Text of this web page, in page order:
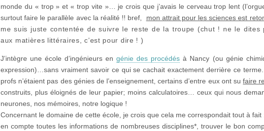
monde du « trop » et « trop vite »… je crois que j’avais le cerveau trop lent
surtout faire le parallèle avec la réalité !! bref, mon attrait pour les sciences est
me suis juste contentée de suivre le reste de la troupe (chut ! ne le dites
aux matières littéraires, c’est pour dire ! )
J’intègre une école d’ingénieurs engénie des procédés à Nancy (ou génie
expression)…sans vraiment savoir ce qui se cachait exactement derrière ce
profs n’étaient pas des génies de l’enseignement, certains d’entre eux ont sufaire
construits, plus éloignés de leur papier; moins calculatoires… ceux qui nous
neurones, nos mémoires, notre logique !
Concernant le domaine de cette école, je crois que cela me correspondait tout à
en compte toutes les informations de nombreuses disciplines*, trouver le bon